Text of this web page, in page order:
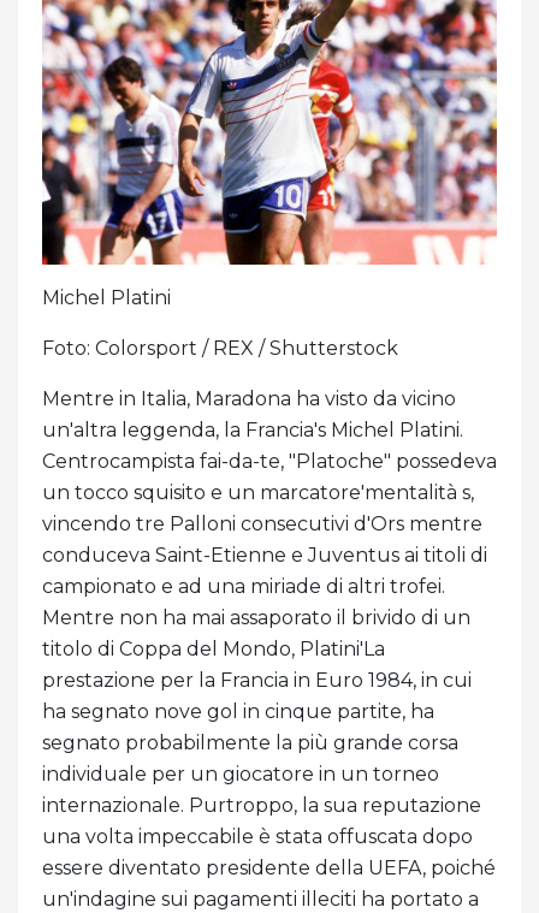
Michel Platini
Foto: Colorsport / REX / Shutterstock
Mentre in Italia, Maradona ha visto da vicino
un'altra leggenda, la Francia's Michel Platini.
Centrocampista fai-da-te, "Platoche" possedeva
un tocco squisito e un marcatore'mentalità s,
vincendo tre Palloni consecutivi d'Ors mentre
conduceva Saint-Etienne e Juventus ai titoli di
campionato e ad una miriade di altri trofei.
Mentre non ha mai assaporato il brivido di un
titolo di Coppa del Mondo, Platini'La
prestazione per la Francia in Euro 1984, in cui
ha segnato nove gol in cinque partite, ha
segnato probabilmente la più grande corsa
individuale per un giocatore in un torneo
internazionale. Purtroppo, la sua reputazione
una volta impeccabile è stata offuscata dopo
essere diventato presidente della UEFA, poiché
un'indagine sui pagamenti illeciti ha portato a